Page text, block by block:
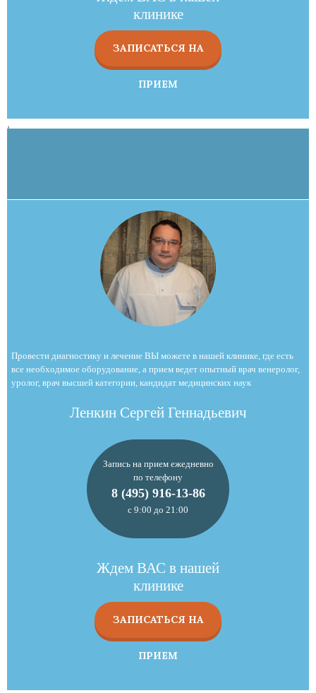
клинике
ЗАПИСАТЬСЯ НА
ПРИЕМ
Провести диагностику и лечение ВЫ можете в нашей клинике, где есть
все необходимое оборудование, а прием ведет опытный врач венеролог,
уролог, врач высшей категории, кандидат медицинских наук
Ленкин Сергей Геннадьевич
Запись на прием ежедневно
по телефону
8 (495) 916-13-86
с 9:00 до 21:00
Ждем ВАС в нашей
клинике
ЗАПИСАТЬСЯ НА
ПРИЕМ